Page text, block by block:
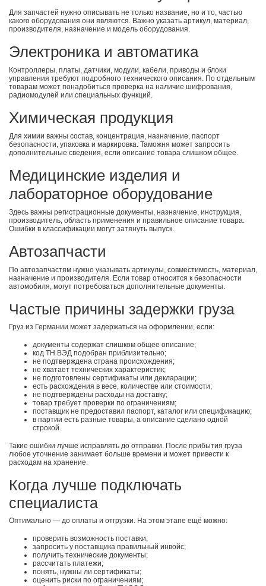
Для запчастей нужно описывать не только название, но и то, частью
какого оборудования они являются. Важно указать артикул, материал,
производителя, назначение и модель оборудования.
Электроника и автоматика
Контроллеры, платы, датчики, модули, кабели, приводы и блоки
управления требуют подробного технического описания. По отдельным
товарам может понадобиться проверка на наличие шифрования,
радиомодулей или специальных функций.
Химическая продукция
Для химии важны состав, концентрация, назначение, паспорт
безопасности, упаковка и маркировка. Таможня может запросить
дополнительные сведения, если описание товара слишком общее.
Медицинские изделия и
лабораторное оборудование
Здесь важны регистрационные документы, назначение, инструкция,
производитель, область применения и правильное описание товара.
Ошибки в классификации могут затянуть выпуск.
Автозапчасти
По автозапчастям нужно указывать артикулы, совместимость, материал,
назначение и производителя. Если товар относится к безопасности
автомобиля, могут потребоваться дополнительные документы.
Частые причины задержки груза
Груз из Германии может задержаться на оформлении, если:
документы содержат слишком общее описание;
код ТН ВЭД подобран приблизительно;
не подтверждена страна происхождения;
не хватает технических характеристик;
не подготовлены сертификаты или декларации;
есть расхождения в весе, количестве или стоимости;
не подтверждены расходы на доставку;
товар требует проверки по ограничениям;
поставщик не предоставил паспорт, каталог или спецификацию;
в партии есть разные товары, а описание сделано одной
строкой.
Такие ошибки лучше исправлять до отправки. После прибытия груза
любое уточнение занимает больше времени и может привести к
расходам на хранение.
Когда лучше подключать
специалиста
Оптимально — до оплаты и отгрузки. На этом этапе ещё можно:
проверить возможность поставки;
запросить у поставщика правильный инвойс;
получить технические документы;
рассчитать платежи;
понять, нужны ли сертификаты;
оценить риски по ограничениям;